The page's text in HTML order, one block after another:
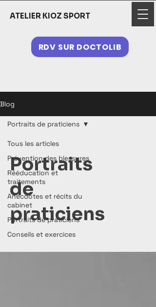
ATELIER KIOZ SPORT
RDV SUR DOCTOLIB
Blog
Tous les articles
Prévention des blessures
Rééducation et
traitements
Anecdotes et récits du
cabinet
Portraits de praticiens
Conseils et exercices
Portraits de praticiens
Portraits
de
praticiens